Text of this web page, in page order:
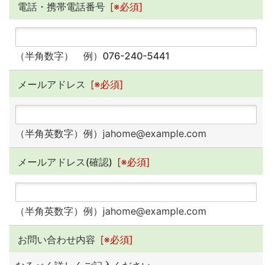
電話・携帯電話番号 [※必須]
（半角数字） 例）076-240-5441
メールアドレス [※必須]
（半角英数字） 例）jahome@example.com
メールアドレス(確認) [※必須]
（半角英数字） 例）jahome@example.com
お問い合わせ内容 [※必須]